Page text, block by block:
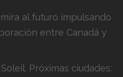
al futuro impulsando
entre Canadá y
Próximas ciudades: